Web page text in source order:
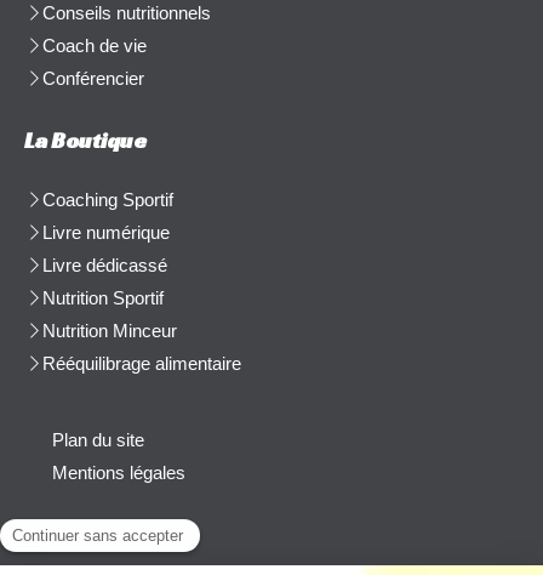
Conseils nutritionnels
Coach de vie
Conférencier
La Boutique
Coaching Sportif
Livre numérique
Livre dédicassé
Nutrition Sportif
Nutrition Minceur
Rééquilibrage alimentaire
Plan du site
Mentions légales
Contact